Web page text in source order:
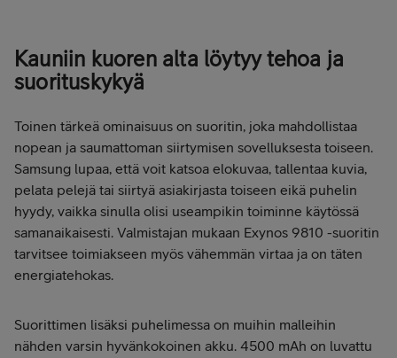
Kauniin kuoren alta löytyy tehoa ja
suorituskykyä
Toinen tärkeä ominaisuus on suoritin, joka mahdollistaa
nopean ja saumattoman siirtymisen sovelluksesta toiseen.
Samsung lupaa, että voit katsoa elokuvaa, tallentaa kuvia,
pelata pelejä tai siirtyä asiakirjasta toiseen eikä puhelin
hyydy, vaikka sinulla olisi useampikin toiminne käytössä
samanaikaisesti. Valmistajan mukaan Exynos 9810 -suoritin
tarvitsee toimiakseen myös vähemmän virtaa ja on täten
energiatehokas.
Suorittimen lisäksi puhelimessa on muihin malleihin
nähden varsin hyvänkokoinen akku. 4500 mAh on luvattu